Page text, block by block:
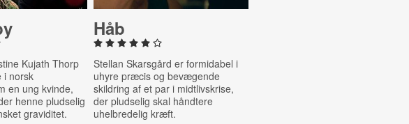
Kujath Thorp
i norsk
en ung kvinde,
henne pludselig
graviditet.
Håb
Stellan Skarsgård er formidabel i
uhyre præcis og bevægende
skildring af et par i midtlivskrise,
der pludselig skal håndtere
uhelbredelig kræft.